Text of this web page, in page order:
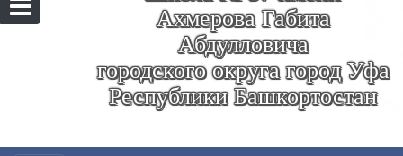
Ахмерова Габита
Абдулловича
городского округа город Уфа
Республики Башкортостан